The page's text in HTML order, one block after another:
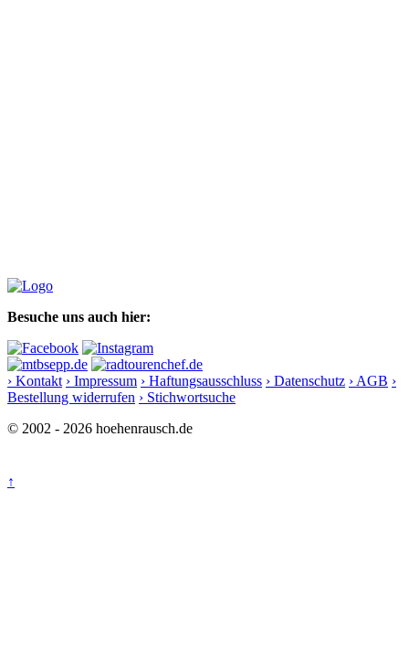
Besuche uns auch hier:
› Kontakt › Impressum › Haftungsausschluss › Datenschutz › AGB ›
Bestellung widerrufen › Stichwortsuche
© 2002 - 2026 hoehenrausch.de
↑